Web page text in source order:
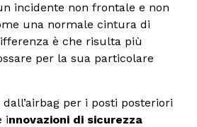
incidente non frontale e non
una normale cintura di
è che risulta più
per la sua particolare
per i posti posteriori
innovazioni di sicurezza